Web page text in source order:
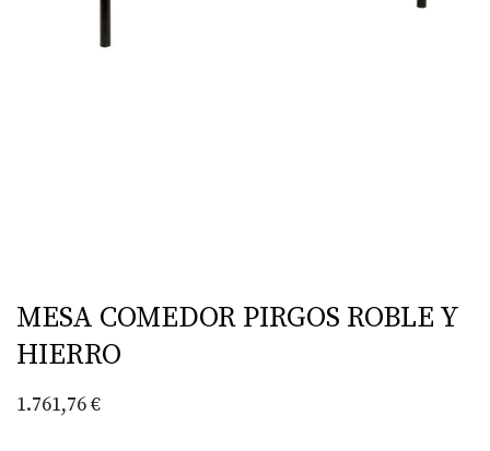
MESA COMEDOR PIRGOS ROBLE Y
HIERRO
1.761,76€